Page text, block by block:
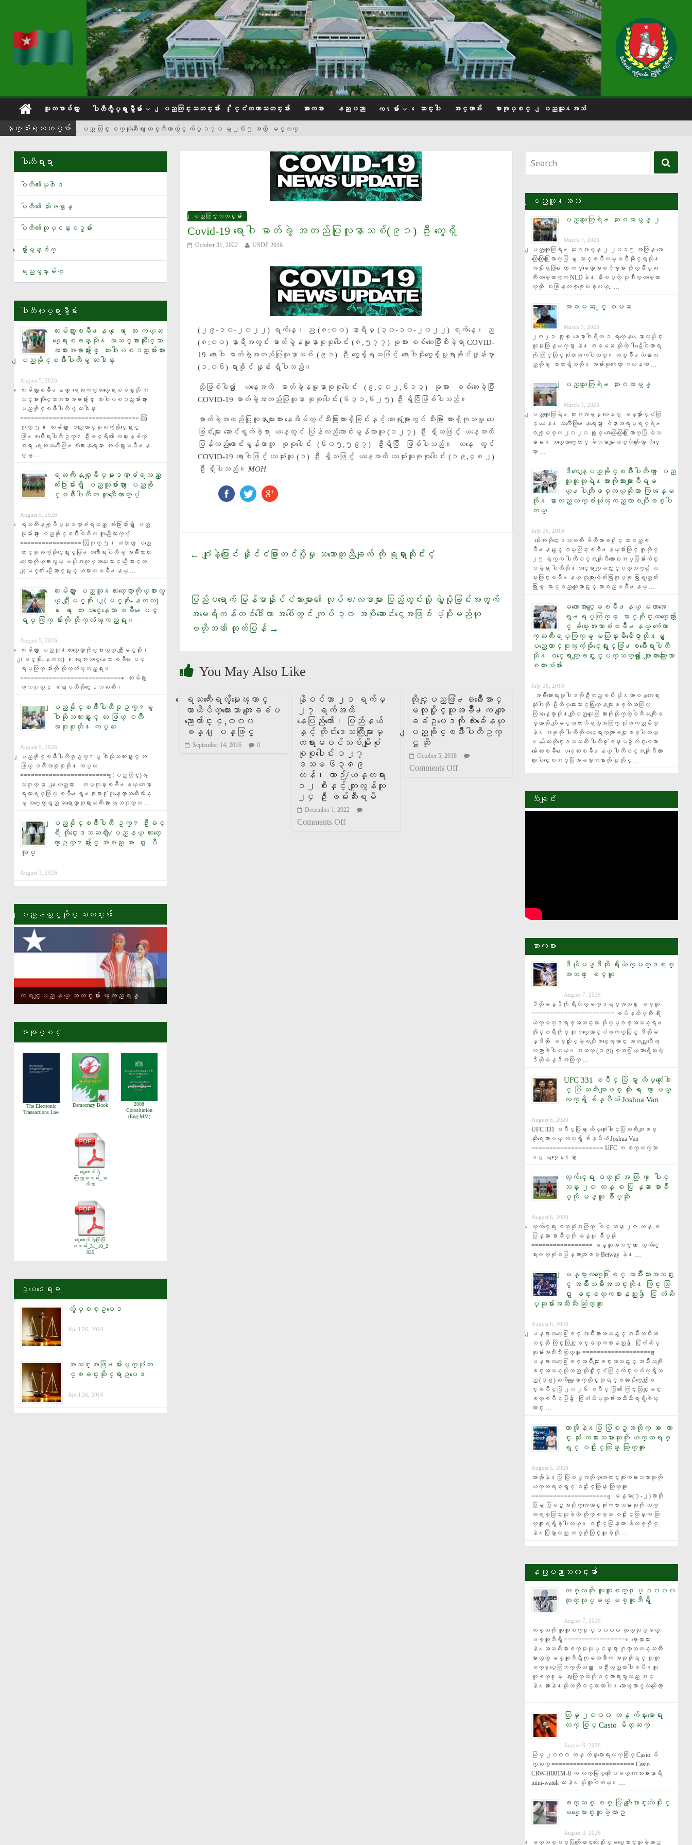
မူလစာမ်က္ႏွာ ပါတီလွဳပ္ရွားမွဳမ်ား ျပည္တြင္းသတင္းမ်ား ႏိုင္ငံတကာသတင္းမ်ား အားကစား နည္းပညာ က႑မ်ား ေဆာင္းပါး အင္တာဗ်ဴး စာအုပ္စင္ ျပည္သူ႔အသံ
ေနာက္ဆံုးရသတင္းမ်ား ျပည္ တြင္း စက္သုံးဆီေဈး တစ္လီတာလွ်င္ က်ပ္ ၁၇၀ မွ ၂၆၅ အထိ ျမင့္တက္
UFC 331 ၿပိဳင္ ပြဲ မွာ ထိပ္ဆုံးေခါင္ ပြဲ ႀကီးအျဖစ္ ထိုး ရ ေတာ့ မယ့္ လက္ရွိ ခ်န္ပီယံ ‌Joshua Van
ေလ့က်င့္ေရး ဝတ္စုံ အ တြ က္ ေပါင္ သန္း ၂၀ တန္ စ ပြ န္ဆာ စာခ်ဳပ္ကို မန္ယူ ခ်ဳပ္ဆို
ျမန္မာ့လက္ေ႐ြးစင္ အမ်ိဳးသားအသင္းႏွင့္ အမ်ိဳးသမီးအသင္းတို႔ ကြင္း သြင္း ျခင္းခတ္ကစားနည္း၌ ေငြ တံဆိပ္ဆုမ်ားအသီးသီး ဆြတ္ခူး
ေလးမ်က္ႏွာၿမိဳ႕နယ္ ေရ ေဘး ကယ္ဆယ္ေရးစခန္းသို႔ အသင့္စားသုံးႏိုင္ေသာအစားအစာမ်ားႏွင့္ ေဆးဝါးပစၥည္းမ်ားအား ျပည္ခိုင္ၿဖိဳးပါတီမွ လႉဒါန္း
ဒီယိုမန္ဒီကို ရီးယဲလ္မက္ဒရစ္အသင္း ေခၚယူ
ပါတီေရးရာ
ပါတီ၏မူ၀ါဒ
ပါတီ၏ သႏိၷဌာန္
ပါတီ၏လုပ္ငန္းစဥ္မ်ား
ေမွ်ာ္မွန္းခ်က္
ရည္မွန္းခ်က္
ပါတီလႈပ္ရွားမွဳမ်ား
ေလးမ်က္ႏွာၿမိဳ႕နယ္ ေရ ေဘး ကယ္ဆ
ယ္ေရးစခန္းသို႔ အသင့္စားသုံးႏိုင္ေသာ
အစားအစာမ်ားႏွင့္ ေဆးဝါးပစၥည္းမ်ားအား
ျပည္ခိုင္ၿဖိဳးပါတီမွ လႉဒါန္း
August 5, 2026
ေလးမ်က္ႏွာၿမိဳ႕နယ္ ေရေဘးကယ္ဆယ္ေရးစခန္းသို အ
သင့္စားသုံးႏိုင္ေသာအစားအစာမ်ားႏွင့္ ေဆးဝါးပစၥည္းမ်ားအား ျ
ပည္ခိုင္ၿဖိဳးပါတီမွ လႉဒါန္း
================================= ဩ
ဂုတ္ ၅၊ ေလးမ်က္ႏွာ ျပည္ေထာင္စုႀကံ့ခိုင္ေရးႏွင့္
ဖြံ႕ၿဖိဳးေရးပါတီဥကၠ႒ ဦးခင္ရီ၏ လမ္းၫႊန္ခ်က္
အရ ေရေဘးႀကဳံေတြ႕ခံစားေနရေသာ ေလးမ်က္ႏွာၿမိဳ႕န
ယ္မွ …
ေရႀကီးနစ္ျမဳပ္မႈဒဏ္ခံရသည့္ ေ
က်း႐ြာမ်ားရွိ ျပည္သူမ်ားအား ျပည္ခို
င္ၿဖိဳးပါတီက ကူညီေထာက္ပံ့
August 5, 2026
ေရႀကီးနစ္ျမဳပ္မႈဒဏ္ခံရသည့္ ေက်း႐ြာမ်ားရွိ ျပည္
သူမ်ားအား ျပည္ခိုင္ၿဖိဳးပါတီက ကူညီေထာက္ပံ့
================= ဩဂုတ္ ၅၊ ဟသၤာတ ျပည္ေ
ထာင္စုႀကံ့ခိုင္ေရးႏွင့္ဖြံ႕ၿဖိဳးေရးပါတီမွ အမ်ိဳးသားလႊ
တ္ေတာ္ကိုယ္စားလွယ္ ဗဟိုအလုပ္အမႈေဆာင္ ဦးေအာင္တ
င္ျမင့္၏ ဦးေဆာင္မႈႏွင့္ ဟသၤာတၿမိဳ႕နယ္ …
ေလးမ်က္ႏွာ ျပည္သူ႔လႊတ္ေတာ္ကိုယ္စားလွ
ယ္ ဦးျမင့္စိုး၊ (ျမင့္စိုး-နတလ)
၊ ေရ ေဘး သင့္ေနေသာ ၿမိဳ႕ေပၚ
ရပ္ ကြက္ မ်ားကို လိုက္လံၾကည့္ရႈ။
August 5, 2026
ေလးမ်က္ႏွာ ျပည္သူ႔လႊတ္ေတာ္ကိုယ္စားလွယ္ ဦးျမင့္စိုး၊
(ျမင့္စိုး-နတလ) ၊ ေရေဘးသင့္ေနေသာ ၿမိဳ႕ေပၚ
ရပ္ကြက္ မ်ားကို လိုက္လံၾကည့္ရႈ။
============================= ေလးမ်က္ႏွာ
ၾသဂုတ္ ၄ ဧရာဝတီတိုင္းေဒသႀကီး၊ …
ျပည္ခိုင္ၿဖိဳးပါတီဒုဥကၠ႒မွ
ဝါဆိုသကၤန္းႏွင့္ လႉ ဖြယ္ ဝတၳဳ
အစုစုတို႔ ကပ္လႉ
August 5, 2026
ျပည္ခိုင္ၿဖိဳးပါတီဒုဥကၠ႒မွ ဝါဆိုသကၤန္းႏွင့္ လႉ
ဖြယ္ ဝတၳဳအစုစုတို႔ ကပ္လႉ
========================= (ျပည္တြင္း)ၾ
သဂုတ္ ၄ ေနျပည္ေတာ္ ၊တပ္ကုန္းၿမိဳ႕နယ္ အေနာ္
ရထာရပ္ကြက္ ၿမိဳ႕ေရွ႕စႏၵာ႐ုံဘုန္းေတာ္ႀကီးေက်ာင္း
မွ သက္ေတာ္ရွည္ ဆရာေတာ္ဘုရားႀကီးအား ၾသဂုတ္လ …
ျပည္ခိုင္ၿဖိဳးပါတီ ဥကၠ႒ ဦးခင္
ရီ တိုင္းေဒသႀကီး/ျပည္နယ္ လႊတ္ေ
တာ္ဥကၠ႒မ်ားႏွင့္ အစည္း အ ေဝး ျပဳ
လုပ္
August 3, 2026
ျပည္နယ္ႏွင့္တိုင္း သတင္းမ်ား
ကရင္ျပည္နယ္ သတင္းမ်ား ၾကည့္ရန္
စာအုပ္စင္
The Electronic
Transactions Law
Democracy Book
2008
Constitution
(Eng-MM)
ရွေးကောက်ပွဲ
ကြေညာစာတမ်း_မာ
တိကာ
ရွေးကောက်ပွဲကြေငြာ
စာတမ်း_31_10_2
025
ဥပေဒေရးရာ
လွ်ပ္စစ္ဥပေဒ
April 26, 2016
အသင္းအဖြဲ႕မ်ားမွတ္ပုံတ
င္ၿခင္းဆိုင္ရာဥပေဒ
April 26, 2016
ျပည္တြင္းသတင္းမ်ား
Covid-19 ရောဂါ ဓာတ်ခွဲ အတည်ပြုလူနာသစ်(၉၁) ဦး တွေ့ရှိ
October 31, 2022 USDP 2016
(၂၉-၁၀-၂၀၂၂) ရက်နေ့၊ ည (၈:၀၀) နာရီမှ (၃၀-၁၀-၂၀၂၂) ရက်နေ့၊ ည
(၈:၀၀) နာရီအတွင်း ဓာတ်ခွဲနမူနာစုစုပေါင်း (၈,၅၇၇) ခုအား စစ်ဆေးပြီးစီးခဲ့ရာ COVID-
19 ရောဂါ ဓာတ်ခွဲအတည်ပြုလူနာသစ် (၉၁) ဦး တွေ့ရှိရသဖြင့် ရောဂါပိုးတွေ့ရှိမှုရာခိုင်နှုန်းမှာ
(၁.၀၆) ရာခိုင် နှုန်း ရှိပါသည်။
သို့ဖြစ်ပါ၍ ယနေ့အထိ ဓာတ်ခွဲနမူနာစုစုပေါင်း (၉,၄၀၂,၆၁၃) ခုအား စစ်ဆေးခဲ့ပြီး
COVID-19 ဓာတ်ခွဲအတည်ပြုလူနာ စုစုပေါင်း (၆၃၁,၆၂၅) ဦး ရှိပြီဖြစ်ပါသည်။
ဓာတ်ခွဲအတည်ပြုလူနာများအား နေအိမ်တွင်သီးခြားထားရှိခြင်းနှင့် ဆေးရုံများတွင် သီးခြား ထားရှိကုသမှု ပေး
ခြင်းများ ဆောင်ရွက်ခဲ့ရာ ယနေ့တွင် ပြန်လည်ကောင်းမွန်လာသူ (၁၂၇) ဦး ရှိသဖြင့် ယနေ့အထိ
ပြန်လည်ကောင်းမွန်လာသူ စုစုပေါင်း (၆၀၅,၅၉၇) ဦးရှိပြီ ဖြစ်ပါသည်။ ယနေ့ တွင်
COVID-19 ရောဂါဖြင့် သေဆုံးသူ (၁) ဦး ရှိသဖြင့် ယနေ့အထိ သေဆုံးသူစုစုပေါင်း (၁၉,၄၈၂)
ဦး ရှိပါသည်။ MOH
← ဂျုံနဲ့ပြောင်း နိုင်ငံခြားတင်ပို့မှု သဘောတူညီချက် ကို ရုရှားဆိုင်းငံ့
ပြည်ပရောက် မြန်မာနိုင်ငံသားများ၏ လုပ်ခ/လစာများ ပြည်တွင်းသို့ လွှဲပို့ခြင်းအတွက်
အမေရိကန်တစ်ဒေါ်လာ အပေါ်တွင် ကျပ် ၃၀ အပိုဆောင်းငွေအဖြစ် ပံ့ပိုးမည်ဟု
ဗဟိုဘဏ် ထုတ်ပြန် →
You May Also Like
ေရႀကီးေရလွ်ံမႈေၾကာင့္
ယာယီပိတ္ထားေသာ အေျခခံပ
ညာေက်ာင္း ၄,၀၀၀
ခန္႔ ျပန္ဖြင့္
September 14, 2016 0
နိုဝင်ဘာ ၂၁ ရက်မှ
၂၇ ရက်အထိ
နေပြည်တော်၊ ပြည်နယ်
နှင့် တိုင်းဒေသကြီးများမှ
တရားမဝင်သစ်မျိုးစုံ
စုစုပေါင်း ၁၂၇
ဒသမ ၆၃၈၉
တန်၊ ယာဉ်/ယန္တရား
၁၂ စီးနှင့် ကျူးလွန်သူ
၂၄ ဦး ဖမ်းဆီးရမိ
December 1, 2022
Comments Off
တိုင္းျပည္ဖြံ႕ၿဖိဳးေအာင္
မလုပ္ႏိုင္သူအခ်ိဳ႕က အေျ
ခခံဥပေဒကို လႊဲခ်ေနဟု
ျပည္ခိုင္ၿဖိဳးပါတီဥကၠ
ဌ ဆို
October 5, 2018
Comments Off
ျပည္သူ႔အသံ
ျပည္သူေတြရဲ႕ ဆႏၵအမွန္ ၂
March 7, 2023
ျပည္သူေတြရဲ႕ ဆႏၵအမွန္ ၂ ၂၀၁၅ အလြန္ အေ
ထြေထြေ႐ြးေကာက္ပြဲ မွ ေသာင္ၿပိဳကမ္းၿပိဳအႏိုင္ရလို႔
အစိုးရဖြဲ႕ေတာ့ တပ္မေတာ္အၿငိမ္းစား ဗိုလ္ခ်ဳပ္ႀ
ကီးတစ္ေယာက္က NLDနဲ႔ နီးစပ္တဲ့ ပုဂၢိဳလ္တစ္ေယာ
က္ကို ေမးခြန္းတစ္ခုေမးခဲ့တယ္.. …
အဓမၼ ႏွင့္ ဓမၼ
March 3, 2023
၂၀၂၁ ခုႏွစ္ ေဖေဖာ္ဝါရီလ ၁ ရက္ေန႔ေနာက္ပိုင္း
လူမႈကြန္ယက္မွာ နဲ႔ အဓမၼ ဆိုတဲ့ ပါဠိေဝါဟာရ
ကို တြင္တြင္သုံးလာၾကပါတယ္။ တစ္ခ်ိဳ႕လဲနားလ
ည္လို႔ ေျပာတာရွိသလို႔ အမ်ားစုကေတာ့ ဂဃနဏ …
ျပည္သူေတြရဲ႕ ဆႏၵအမွန္
March 3, 2023
ျပည္သူေတြရဲ႕ ဆႏၵအမွန္ ယေန႔ ျမန္မာႏိုင္ငံတြ
င္ ယေန႔ ႀကဳံေတြ႕ေနရေသာ ျပႆနာအရပ္ရပ္ရဲ႕
ဇစ္ျမစ္က ၂၀၂၀ ခုႏွစ္ အေထြေထြေ႐ြးေကာက္ပြဲ မဲသ
မာမႈ။ ဘယ္ေလာက္ေတာင္ မဲသမာမႈျဖစ္လဲဆိုေတာ့ သိပ္ေ
တာ့ …
ဒီကေန့ျပည္ခုိင္ၿဖိဳးပါတီဟာ ျပည္
သူလူထုရဲ႔အားကိုးအားထားျပဳရမ
ယ္႕ပါတီျဖစ္တယ္ဆိုတာ ကြၽန္မ
တို႔ နားလည္လက္ခံယုံၾကည္လာၿပီျဖစ္ပါ
တယ္
July 26, 2018
မႏၲေလးတိုင္းေဒသႀကီး မိတီၴလာခ႐ိုင္ သာစည္ၿ
မိဳ႕နယ္ႏွင့္ ဝမ္းတြင္းၿမိဳ႕နယ္မ်ားတြင္ ဇူလိုင္
၂၅ ရက္က ပါတီဝင္အဆိုျပဳလႊာေပးအပ္ပြဲမ်ားက်င္း
ပခဲ့ရာ ပါတီသို႔ဝင္ေရာက္ျခင္းႏွင့္ပတ္သက္၍ ဝ
မ္းတြင္းၿမိဳ႕နယ္ ဘုရားျဖဴေက်းရြာအုပ္စု ရြာရွည္ေက်း
ရြာမွ ေမာင္စည္သူေအာင္ႏွင့္ သာစည္ၿမိဳ႕နယ္ …
မဟာေအာင္ေျမၿမိဳ႕နယ္ မဟာအေ
ရွ႕ရပ္ကြက္မွ ေမာင္စုိင္းထက္ေက်ာ္ႏွ
င့္ ခ်မ္းေအးသာစံၿမိဳ႕နယ္ ကံေကာ
က္ႀကီးရပ္ကြက္မွ မယြန္းမီမီေဇာ္တုိ႔မွ ျ
ပည္ေထာင္စုၾကံ့ခုိင္ေရးႏွင့္ဖြံ႕ၿဖိဳးေရးပါတီ
သုိ႔ ဝင္ေရာက္ျခင္းႏွင့္ပတ္သက္၍ ​ေျပာျကားသြား​ေသာ
စကားသံမ်ား
July 26, 2018
အမ်ဳိးသားေရးမူဝါဒကိုဦးတည္ၿပီး ဒို႔တာဝန္အေရး
သံုးပါးကို ဦးထိပ္ထားေဆာင္ရြက္ေနတာျဖစ္တဲ့အတြက္
ကြၽန္ေတာ္တို႔လိုျပည္သူေတြ အားကိုးထိုက္တဲ့ပါတီႀကီးျဖ
စ္တာကို သိျမင္ၾကားသိရတဲ့အတြက္ ယံုၾကည္စိတ္
နဲ႔ အခုလို ပါတီကိုဝင္ေရာက္လာျခင္းျဖစ္ပါတယ္​
။ မႏၲေလးတိုင္းေဒသႀကီး ပါတီ႐ံုးခန္းမ၌က်င္းပေသာ
မႏၲေလးၿမိဳ႕ေပၚေလးၿမိဳ႕နယ္ ပါတီဝင္အဆုိျပဳလႊာ
စုေပါင္းေပးအပ္ပြဲအခမ္းအနားကုိ ဇူလိုင္ …
သီချင်း
အားကစား
ဒီယိုမန္ဒီကို ရီးယဲလ္မက္ဒရစ္
အသင္း ေခၚယူ
August 7, 2026
ဒီယိုမန္ဒီကို ရီးယဲလ္မက္ဒရစ္အသင္း ေခၚယူ
======================= စပိန္ထိပ္သီး ရီး
ယဲလ္မက္ဒရစ္အသင္းဟာ လိုက္ပ္ဇစ္အသင္းရဲ႕
အိုင္ဗရီကိုစ္ လူငယ္ေတာင္ပံၾကယ္ပြင့္ ဒီယိုမ
န္ဒီကို ေခၚယူႏိုင္ခဲ့ၿပီျဖစ္ေၾကာင္း အတည္ျပဳေၾ
ကညာခဲ့ပါတယ္။ အသက္ (၁၉)ႏွစ္အ႐ြယ္သာရွိေသးတဲ့
ဒီယိုမန္ဒီအတြက္ …
UFC 331 ၿပိဳင္ ပြဲ မွာ ထိပ္ဆုံးေခါ
င္ ပြဲ ႀကီးအျဖစ္ ထိုး ရ ေတာ့ မယ့္
လက္ရွိ ခ်န္ပီယံ ‌Joshua Van
August 6, 2026
UFC 331 ၿပိဳင္ပြဲမွာ ထိပ္ဆုံးေခါင္ပြဲႀကီးအျဖစ္
ထိုးရေတာ့မယ့္ လက္ရွိ ခ်န္ပီယံ ‌Joshua Van
==================== UFC က စက္တက္ဘာ
၁၉ ရက္ေန႔မွာ …
ေလ့က်င့္ေရး ဝတ္စုံ အ တြ က္ ေပါင္
သန္း ၂၀ တန္ စ ပြ န္ဆာ စာခ်ဳ
ပ္ကို မန္ယူ ခ်ဳပ္ဆို
August 6, 2026
ေလ့က်င့္ေရး ဝတ္စုံအတြက္ ေပါင္ သန္း ၂၀ တန္ စ
ပြန္ဆာ စာခ်ဳပ္ကို မန္ယူ ခ်ဳပ္ဆို
================= မန္ယူအသင္းဟာ ေလ့က်င့္ေ
ရး၀တ္စုံစပြန္ဆာအျဖစ္ Betway နဲ႔ …
ျမန္မာ့လက္ေ႐ြးစင္ အမ်ိဳးသားအသင္းႏွ
င့္ အမ်ိဳးသမီးအသင္းတို႔ ကြင္း သြ
င္း ျခင္းခတ္ကစားနည္း၌ ေငြ တံဆိ
ပ္ဆုမ်ားအသီးသီး ဆြတ္ခူး
August 6, 2026
ျမန္မာ့လက္ေ႐ြးစင္ အမ်ိဳးသားအသင္းႏွင့္ အမ်ိဳးသမီးအ
သင္းတို ကြင္းသြင္းျခင္းခတ္ကစားနည္း၌ ေငြတံဆိပ္
ဆုမ်ားအသီးသီးဆြတ္ခူး ==================== ျ
မန္မာ့လက္ေ႐ြးစင္အမ်ိဳးသားျခင္းအသင္းႏွင့္ အမ်ိဳးသမီးျ
ခင္းအသင္းတိုသည္ ထိုင္းႏိုင္ငံတြင္က်င္းပလ်က္ရွိသ
ည့္ (၃၉)ႀကိမ္ေျမာက္ထိုင္းဘုရင့္ဖလားပိုက္ေက်ာ္ျခ
င္းၿပိဳင္ပြဲ ၂၀၂၆ ၿပိဳင္ ပြဲ၏ ကြင္းသြင္းျခင္း
ခတ္ၿပိဳင္ပြဲ၌ ေငြတံဆိပ္ဆုမ်ားအသီးသီးရရွိခဲ့ေၾ
ကာင္း …
လာအိုနဲ႔ပြဲ ပြဲစဥ္အလိုက္ အ ေကာ
င္း ဆုံး ကစားသမားဆုကို ဟက္ထရစ္
ရွင္ ဝင္းႏိုင္ထြန္း ဆြတ္ခူး
August 5, 2026
လာအိုနဲ႔ပြဲ ပြဲစဥ္အလိုက္အေကာင္းဆုံးကစားသမားဆုကို
ဟက္ထရစ္ရွင္ ဝင္းႏိုင္ထြန္း ဆြတ္ခူး
====================== ျမန္မာ(၇-၂)လာအို
ပြဲမွ ပြဲစဥ္အလိုက္အေကာင္းဆုံးကစားသမားဆုကို ဟက္
ထရစ္သြင္းယူခဲ့တဲ့ တိုက္စစ္မႉး ဝင္းႏိုင္ထြန္းက ဆြ
တ္ခူးရရွိခဲ့ပါတယ္။ ဝင္းႏိုင္ထြန္းဟာ ဖိလစ္ပိုင္
နဲ႔ပြဲမွာလည္း တစ္ဂိုးသြင္းယူခဲ့လို …
နည္းပညာသတင္းမ်ား
တစ္လကို လူတူစက္႐ုပ္ ၁၀၀၀
ထုတ္လုပ္မယ့္ မစ္ဆူဘီရွီ
August 7, 2026
တစ္လကို လူတူစက္႐ုပ္ ၁၀၀၀ ထုတ္လုပ္မယ့္
မစ္ဆူဘီရွီ ================== ေမာ္ေတာ္ကား
နဲ႔အႀကီးစားစက္မႈလုပ္ငန္းမွာ ဂုဏ္သတင္းႀကီး
မားလွတဲ့ မစ္ဆူဘီရွီကုမၸဏီက အခုဆိုရင္ လူတူ
စက္႐ုပ္ေတြဘက္ကိုလည္း ေျခဦးလွည့္လာပါၿပီ။လူ
တူစက္႐ုပ္ ေဈးကြက္ထဲကိုဝင္လာရာမွာလည္း အင္
နဲ႔အားနဲ႔ဆိုသလိုဝင္လာတာပါ။ ဘာေၾကာင့္လဲဆိုေတာ့
…
ယြမ္ ၂၀၀၀ တန္ က်န္းမာေရး
လက္ စြပ္ Casio မိတ္ဆက္
August 6, 2026
ယြမ္ ၂၀၀၀ တန္ က်န္းမာေရးလက္စြပ္ Casio မိ
တ္ဆက္ ======================= Casio
CRW-H001M-8 က လက္စြပ္ဆိုေပမယ့္ အေသးစားနာရီ
mini-watch ေလးနဲ႔ ပိုတူပါတယ္။ …
ေခတ္သစ္ စစ္ ပြဲ ကိုေျပာင္းလဲေပးႏိုင္
မယ့္ေမာင္းသူမဲ့ယာဥ္
August 3, 2026
ေခတ္သစ္စစ္ပြဲကိုေျပာင္းလဲေပးႏိုင္မယ့္ေမာင္းသူမဲ့ယာဥ္